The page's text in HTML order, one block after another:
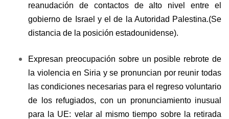
reanudación de contactos de alto nivel entre el
gobierno de Israel y el de la Autoridad Palestina.(Se
distancia de la posición estadounidense).
Expresan preocupación sobre un posible rebrote de
la violencia en Siria y se pronuncian por reunir todas
las condiciones necesarias para el regreso voluntario
de los refugiados, con un pronunciamiento inusual
para la UE: velar al mismo tiempo sobre la retirada